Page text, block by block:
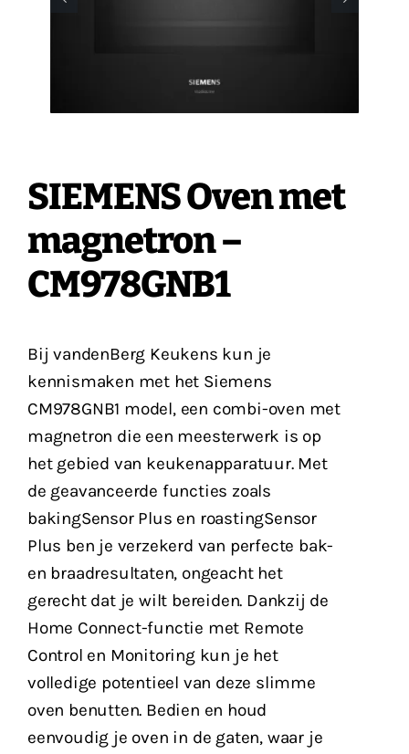
SIEMENS Oven met
magnetron –
CM978GNB1
Bij vandenBerg Keukens kun je
kennismaken met het Siemens
CM978GNB1 model, een combi-oven met
magnetron die een meesterwerk is op
het gebied van keukenapparatuur. Met
de geavanceerde functies zoals
bakingSensor Plus en roastingSensor
Plus ben je verzekerd van perfecte bak-
en braadresultaten, ongeacht het
gerecht dat je wilt bereiden. Dankzij de
Home Connect-functie met Remote
Control en Monitoring kun je het
volledige potentieel van deze slimme
oven benutten. Bedien en houd
eenvoudig je oven in de gaten, waar je